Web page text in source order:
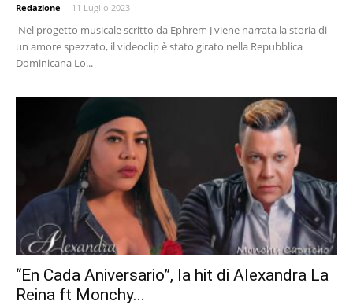
Redazione - 11 Luglio 2023
Nel progetto musicale scritto da Ephrem J viene narrata la storia di
un amore spezzato, il videoclip è stato girato nella Repubblica
Dominicana Lo...
“En Cada Aniversario”, la hit di Alexandra La
Reina ft Monchy...